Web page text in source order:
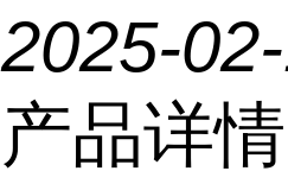
2025-
产品详情